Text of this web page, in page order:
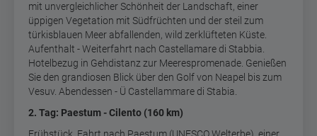
mit unvergleichlicher Schönheit der Landschaft, einer
üppigen Vegetation mit Südfrüchten und der steil zum
türkisblauen Meer abfallenden, wild zerklüfteten Küste.
Aufenthalt - Weiterfahrt nach Castellamare di Stabbia.
Hotelbezug in Gehdistanz zur Meerespromenade. Genießen
Sie den grandiosen Blick über den Golf von Neapel bis zum
Vesuv. Abendessen - Ü Castellammare di Stabia.
2. Tag: Paestum - Cilento (160 km)